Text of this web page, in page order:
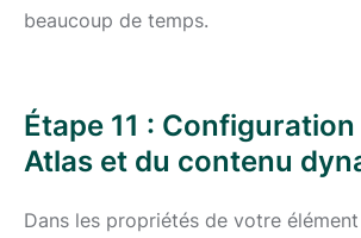
beaucoup de temps.
Étape 11 :
Atlas et du contenu
Dans les propriétés de votre